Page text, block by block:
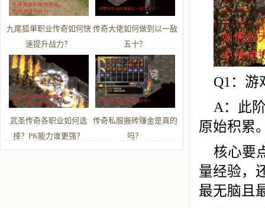
Q1：游
A：此
原始积累
核心要
量经验，
最无脑且
九尾狐单职业传奇如何快
速提升战力？
传奇大佬如何做到以一敌
五十？
武圣传奇各职业如何选
择？PK能力谁更强？
传奇私服搬砖赚金是真的
吗？